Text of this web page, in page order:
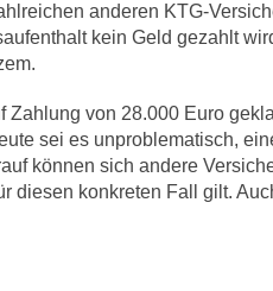
anderen KTG-
kein Geld gezahlt
Zahlung von 28.000 Euro
sei es unproblematisch,
können sich andere
diesen konkreten Fall gilt.